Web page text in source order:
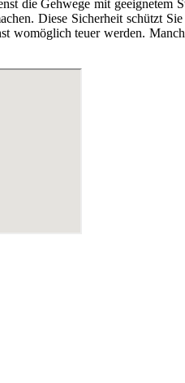
die Gehwege mit geeignetem
Diese Sicherheit schützt
womöglich teuer werden.